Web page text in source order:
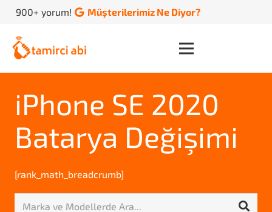
900+ yorum! Müşterilerimiz Ne Diyor?
iPhone SE 2020
Batarya Değişimi
[rank_math_breadcrumb]